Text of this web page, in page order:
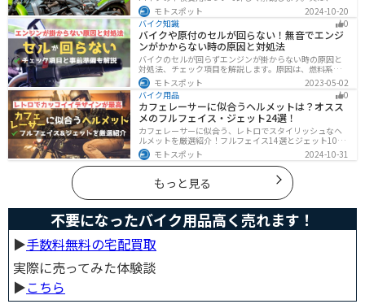
イクの車検費用は一般的に20,000～70,000円程度です。
記事を読めば車検費用に関する知識が深まり、費用対効
果が高い車検の計画が可能です。
モトスポット
2024-10-20
バイク知識
0
バイクや原付のセルが回らない！無音でエンジ
ンがかからない時の原因と対処法
バイクのセルが回らずエンジンが掛からない時の原因と
対処法、チェック項目を解説します。原因は、燃料系・
電装系・その他に分かれますが、バッテリー上がりが原
因であることが多いです。その場合、押しがけやバッテ
リー復旧サービスなどを活用しましょう。事前にできる
対処準備についても解説します。
モトスポット
2023-05-02
バイク用品
0
カフェレーサーに似合うヘルメットは？オスス
メのフルフェイス・ジェット24選！
カフェレーサーに似合う、レトロでスタイリッシュなヘ
ルメットを厳選紹介！フルフェイス14選とジェット10選
の多彩なラインナップで、安全性とデザインの両立を実
現。こだわりのヘルメットで、あなたのライダーズライ
フをより魅力的にアップグレードしましょう！
モトスポット 2024-10-31
もっと見る
不要になったバイク用品高く売れます！
▶︎手数料無料の宅配買取
実際に売ってみた体験談
▶︎こちら